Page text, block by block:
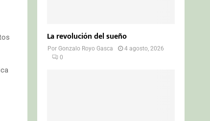
La revolución del sueño
PorGonzalo Royo Gasca
4 agosto, 2026
0